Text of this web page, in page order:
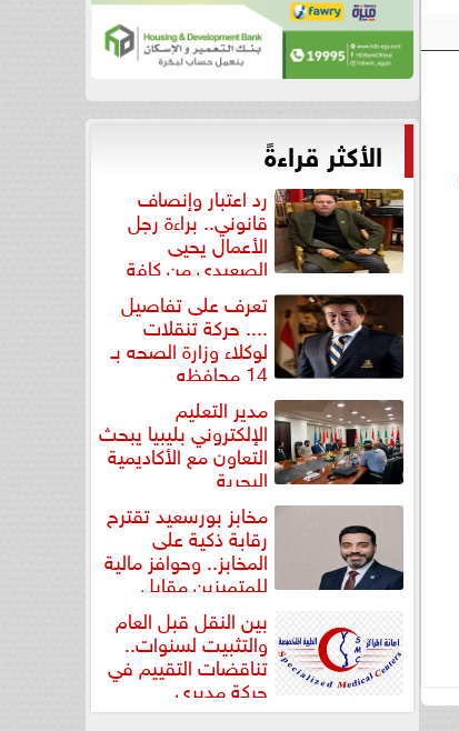
الأكثر قراءةً
رد اعتبار وإنصاف
قانوني.. براءة رجل
الأعمال يحيى
الصعيدي من كافة
التهم... تعرف على تفاصيل
.... حركة تنقلات
لوكلاء وزارة الصحه بـ
14 محافظه
مدير التعليم
الإلكتروني بليبيا يبحث
التعاون مع الأكاديمية
البحرية
مخابز بورسعيد تقترح
رقابة ذكية على
المخابز.. وحوافز مالية
للمتميزين مقابل
بين النقل قبل العام
والتثبيت لسنوات..
تناقضات التقييم في
حركة مديري
”مستشفيات...